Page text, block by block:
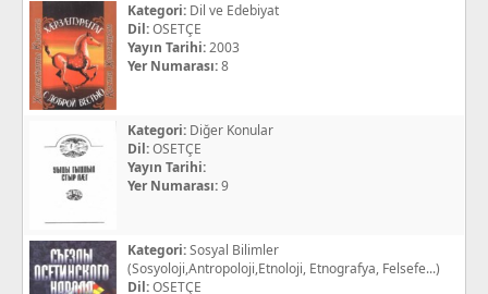
Kategori: Dil ve Edebiyat
Dil:OSETÇE
Yayın Tarihi:2003
Yer Numarası:8
Kategori: Diğer Konular
Dil:OSETÇE
Yayın Tarihi:
Yer Numarası:9
Kategori:Sosyal Bilimler
(Sosyoloji,Antropoloji,Etnoloji, Etnografya, Felsefe...)
Dil:OSETÇE